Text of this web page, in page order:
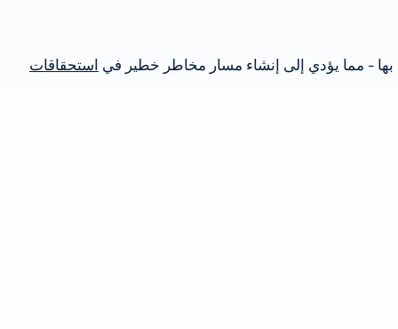
استحقاقات